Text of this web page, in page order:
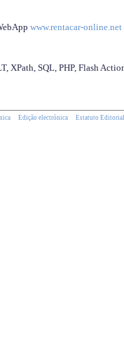
www.rentacar-online.net
XPath, SQL, PHP, Flash
Edição electrónica Estatuto Editorial